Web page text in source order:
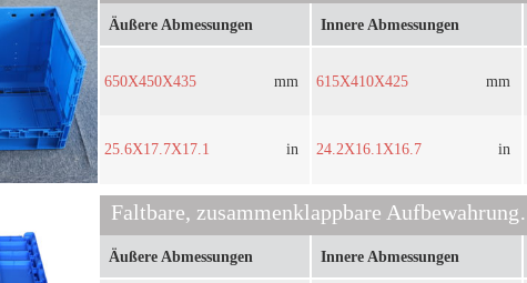
Äußere Abmessungen
650X450X435 mm
25.6X17.7X17.1 in
Innere Abmessungen
615X410X425 mm
24.2X16.1X16.7 in
Faltbare,
Äußere Abmessungen Innere Abmessungen